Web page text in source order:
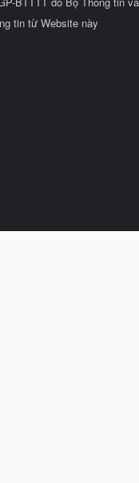
tin từ Website này